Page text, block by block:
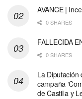
AVANCE |
0 SHARES
FALLECIDA
0 SHARES
La Diputación
campaña
de Castilla y